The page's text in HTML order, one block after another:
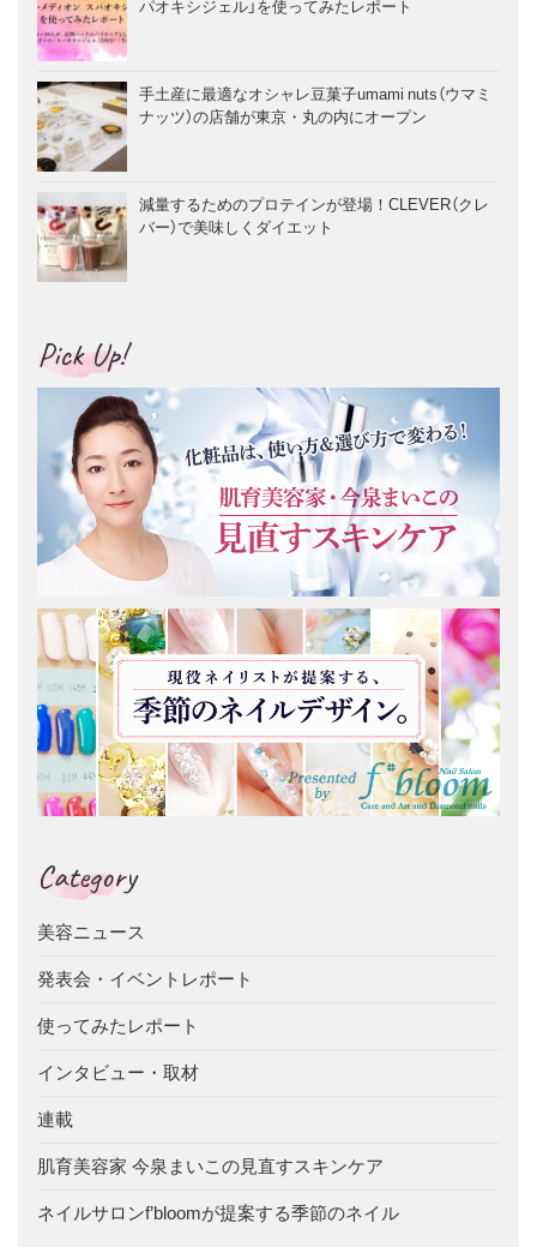
パオキシジェル」を使ってみたレポート
手土産に最適なオシャレ豆菓子umami nuts（ウマミ
ナッツ）の店舗が東京・丸の内にオープン
減量するためのプロテインが登場！CLEVER（クレ
バー）で美味しくダイエット
Pick Up!
Category
美容ニュース
発表会・イベントレポート
使ってみたレポート
インタビュー・取材
連載
肌育美容家 今泉まいこの見直すスキンケア
ネイルサロンf’bloomが提案する季節のネイル